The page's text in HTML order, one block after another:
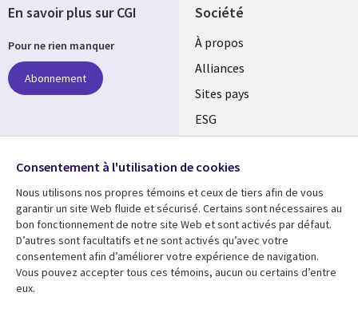
Société
À propos
Alliances
Sites pays
ESG
Fusions
Salle de presse
Ressources
Articles
Support
En savoir plus sur CGI
Pour ne rien manquer
Abonnement
Suivez-nous
Social
Media
Global
FR
Consentement à l'utilisation de cookies
Nous utilisons nos propres témoins et ceux de tiers afin de vous
garantir un site Web fluide et sécurisé. Certains sont nécessaires au
bon fonctionnement de notre site Web et sont activés par défaut.
D’autres sont facultatifs et ne sont activés qu’avec votre
consentement afin d’améliorer votre expérience de navigation.
Vous pouvez accepter tous ces témoins, aucun ou certains d’entre
eux.